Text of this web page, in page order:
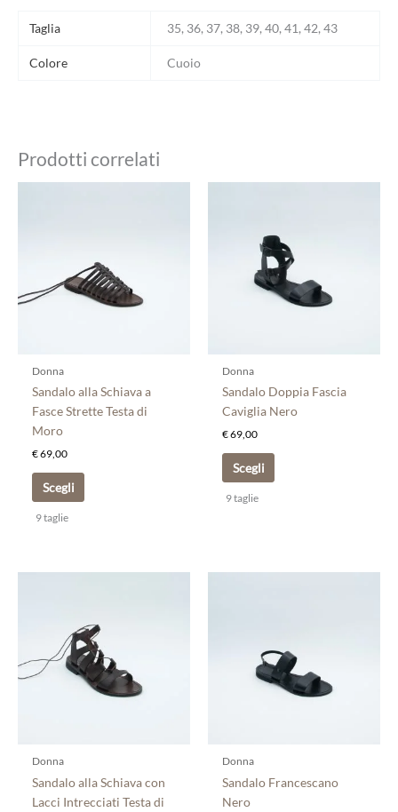
Taglia 35, 36, 37, 38, 39, 40, 41, 42, 43
Colore Cuoio
Prodotti correlati
Donna
Sandalo alla Schiava a
Fasce Strette Testa di
Moro
€69,00
Scegli
varianti.
Le
opzioni
nella
pagina
9 taglie
Donna
Sandalo Doppia Fascia
Caviglia Nero
€69,00
Scegli
più
varianti.
Le
opzioni
nella
pagina
9 taglie
Donna
Sandalo alla Schiava con
Lacci Intrecciati Testa di
più
varianti.
Le
opzioni
nella
pagina
Donna
Sandalo Francescano
Nero
varianti.
Le
opzioni
nella